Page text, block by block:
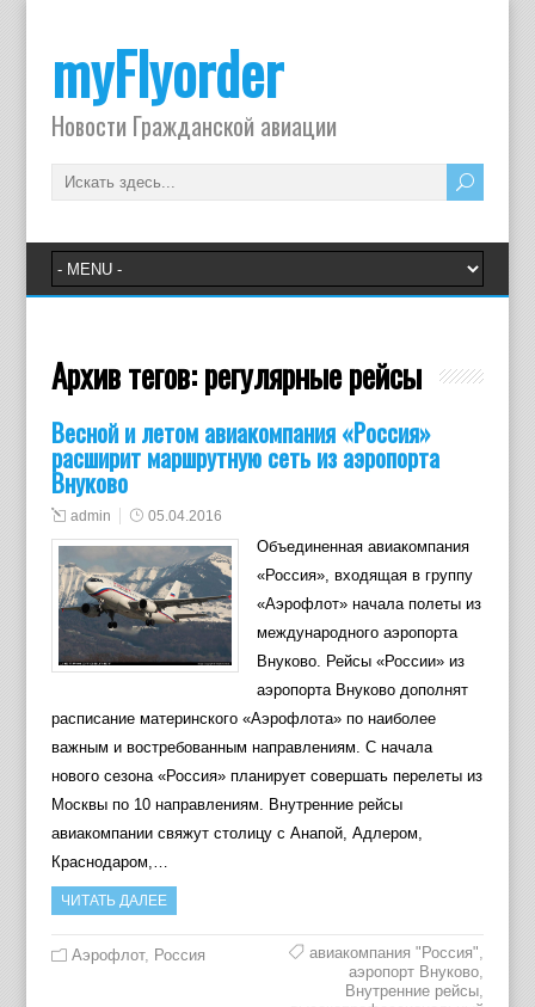
myFlyorder
Новости Гражданской авиации
Архив тегов:регулярные рейсы
Весной и летом авиакомпания «Россия»
расширит маршрутную сеть из аэропорта
Внуково
admin 05.04.2016
Объединенная авиакомпания
«Россия», входящая в группу
«Аэрофлот» начала полеты из
международного аэропорта
Внуково. Рейсы «России» из
аэропорта Внуково дополнят
расписание материнского «Аэрофлота» по наиболее
важным и востребованным направлениям. С начала
нового сезона «Россия» планирует совершать перелеты из
Москвы по 10 направлениям. Внутренние рейсы
авиакомпании свяжут столицу с Анапой, Адлером,
Краснодаром,…
ЧИТАТЬ ДАЛЕЕ
Аэрофлот, Россия авиакомпания "Россия",
аэропорт Внуково,
Внутренние рейсы,